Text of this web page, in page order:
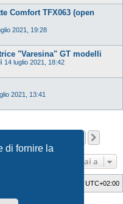
di fornire la
Comfort TFX063 (open
2021, 19:28
"Varesina" GT modelli
14 luglio 2021, 18:42
2021, 13:41
Vai a
UTC+02:00
game